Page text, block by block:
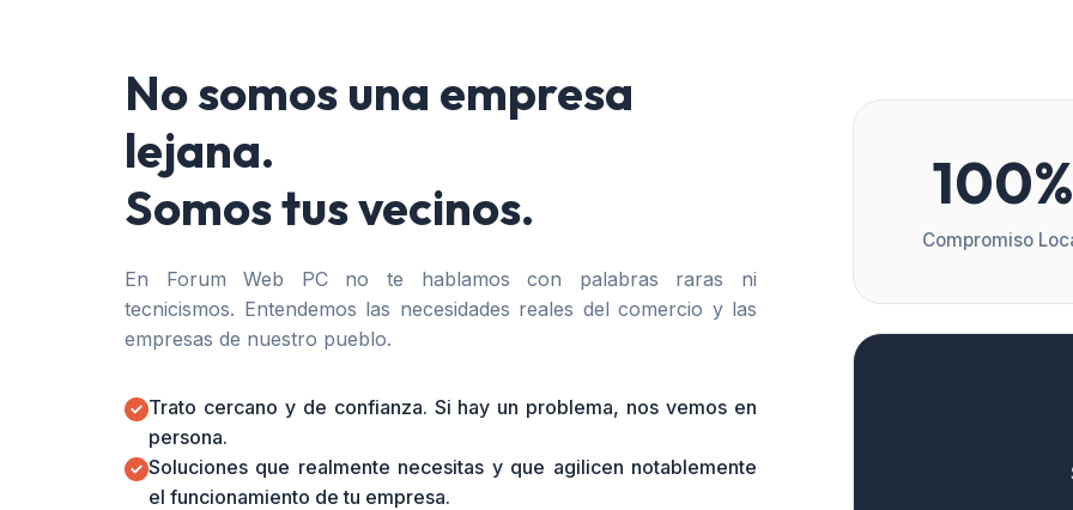
No somos una empresa
lejana.
Somos tus vecinos.
En Forum Web PC no te hablamos con palabras raras ni
tecnicismos. Entendemos las necesidades reales del comercio y las
empresas de nuestro pueblo.
Trato cercano y de confianza. Si hay un problema, nos vemos en
persona.
Soluciones que realmente necesitas y que agilicen notablemente
el funcionamiento de tu empresa.
100%
Compromiso